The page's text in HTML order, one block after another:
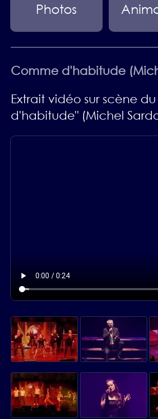
Photos
Comme d'habitude
Extrait vidéo sur scène
d'habitude" (Michel